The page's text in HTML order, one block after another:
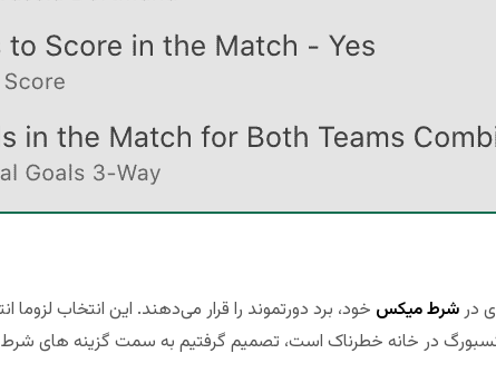
درشرط میکس خود، برد دورتموند را قرار می‌دهند. این انتخاب
در خانه خطرناک است، تصمیم گرفتیم به سمت گزینه های